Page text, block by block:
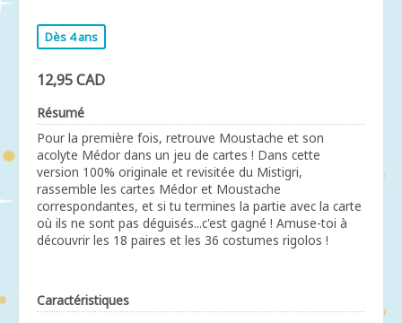
Dès 4 ans
12,95 CAD
Résumé
Pour la première fois, retrouve Moustache et son
acolyte Médor dans un jeu de cartes ! Dans cette
version 100% originale et revisitée du Mistigri,
rassemble les cartes Médor et Moustache
correspondantes, et si tu termines la partie avec la carte
où ils ne sont pas déguisés...c'est gagné ! Amuse-toi à
découvrir les 18 paires et les 36 costumes rigolos !
Caractéristiques